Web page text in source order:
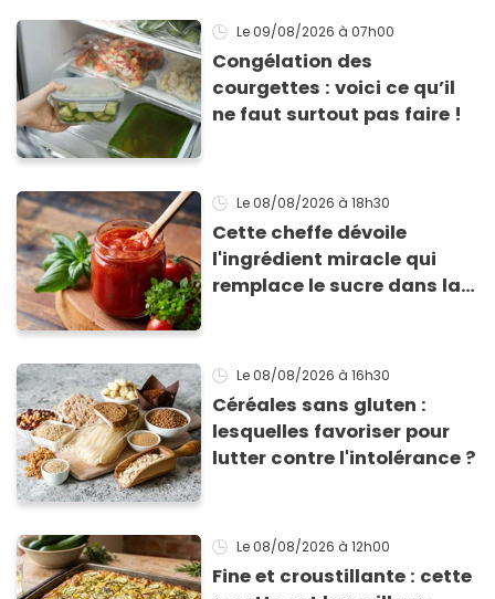
Le 09/08/2026 à 07h00
Congélation des
courgettes : voici ce qu’il
ne faut surtout pas faire !
Le 08/08/2026 à 18h30
Cette cheffe dévoile
l'ingrédient miracle qui
remplace le sucre dans la
Le 08/08/2026 à 16h30
Céréales sans gluten :
lesquelles favoriser pour
lutter contre l'intolérance ?
Le 08/08/2026 à 12h00
Fine et croustillante : cette